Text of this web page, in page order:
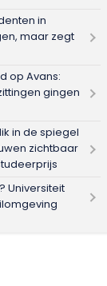
in
maar zegt
op Avans:
gingen
in de spiegel
zichtbaar
Universiteit